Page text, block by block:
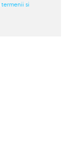
termenii si